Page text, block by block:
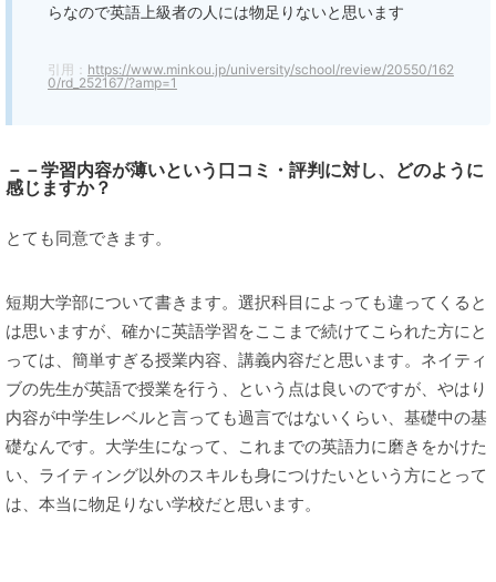
らなので英語上級者の人には物足りないと思います
引用： https://www.minkou.jp/university/school/review/20550/162
0/rd_252167/?amp=1
－－学習内容が薄いという口コミ・評判に対し、どのように
感じますか？
とても同意できます。
短期大学部について書きます。選択科目によっても違ってくると
は思いますが、確かに英語学習をここまで続けてこられた方にと
っては、簡単すぎる授業内容、講義内容だと思います。ネイティ
ブの先生が英語で授業を行う、という点は良いのですが、やはり
内容が中学生レベルと言っても過言ではないくらい、基礎中の基
礎なんです。大学生になって、これまでの英語力に磨きをかけた
い、ライティング以外のスキルも身につけたいという方にとって
は、本当に物足りない学校だと思います。